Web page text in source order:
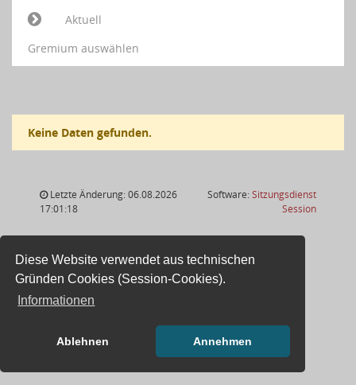
Diese Website verwendet aus technischen
Gründen Cookies (Session-Cookies).
Informationen
Ablehnen Annehmen
Aktuell
Gremium auswählen
Keine Daten gefunden.
Letzte Änderung: 06.08.2026
17:01:18
Software:Sitzungsdienst
Session(Wird in